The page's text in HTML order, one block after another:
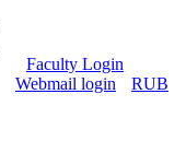
Faculty Login
Webmail login
RUB